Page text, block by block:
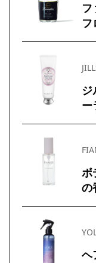
フ
フ
ジ
ー
ボ
の
ヘ